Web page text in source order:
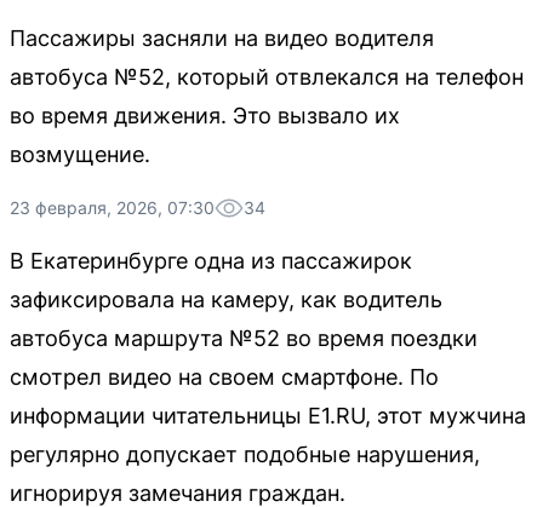
Пассажиры засняли на видео водителя
автобуса №52, который отвлекался на телефон
во время движения. Это вызвало их
возмущение.
23 февраля, 2026, 07:30 34
В Екатеринбурге одна из пассажирок
зафиксировала на камеру, как водитель
автобуса маршрута №52 во время поездки
смотрел видео на своем смартфоне. По
информации читательницы E1.RU, этот мужчина
регулярно допускает подобные нарушения,
игнорируя замечания граждан.